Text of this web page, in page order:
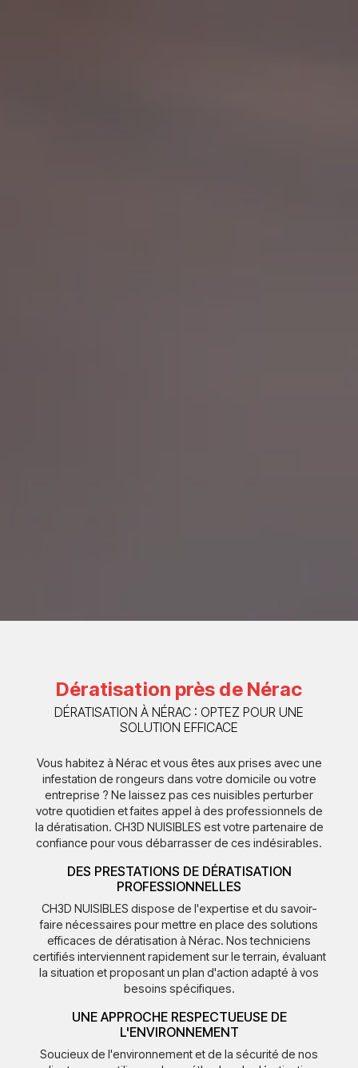
Dératisation près de Nérac
DÉRATISATION À NÉRAC : OPTEZ POUR UNE
SOLUTION EFFICACE
Vous habitez à Nérac et vous êtes aux prises avec une
infestation de rongeurs dans votre domicile ou votre
entreprise ? Ne laissez pas ces nuisibles perturber
votre quotidien et faites appel à des professionnels de
la dératisation. CH3D NUISIBLES est votre partenaire de
confiance pour vous débarrasser de ces indésirables.
DES PRESTATIONS DE DÉRATISATION
PROFESSIONNELLES
CH3D NUISIBLES dispose de l'expertise et du savoir-
faire nécessaires pour mettre en place des solutions
efficaces de dératisation à Nérac. Nos techniciens
certifiés interviennent rapidement sur le terrain, évaluant
la situation et proposant un plan d'action adapté à vos
besoins spécifiques.
UNE APPROCHE RESPECTUEUSE DE
L'ENVIRONNEMENT
Soucieux de l'environnement et de la sécurité de nos